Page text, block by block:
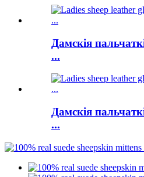
Дамскія
...
Дамскія
...